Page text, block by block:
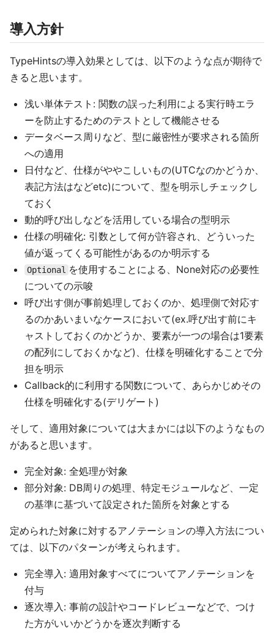
導入方針
TypeHintsの導入効果としては、以下のような点が期待で
きると思います。
浅い単体テスト: 関数の誤った利用による実行時エラ
ーを防止するためのテストとして機能させる
データベース周りなど、型に厳密性が要求される箇所
への適用
日付など、仕様がややこしいもの(UTCなのかどうか、
表記方法はなどetc)について、型を明示しチェックし
ておく
動的呼び出しなどを活用している場合の型明示
仕様の明確化: 引数として何が許容され、どういった
値が返ってくる可能性があるのか明示する
Optional を使用することによる、None対応の必要性
についての示唆
呼び出す側が事前処理しておくのか、処理側で対応す
るのかあいまいなケースにおいて(ex.呼び出す前にキ
ャストしておくのかどうか、要素が一つの場合は1要素
の配列にしておくかなど)、仕様を明確化することで分
担を明示
Callback的に利用する関数について、あらかじめその
仕様を明確化する(デリゲート)
そして、適用対象については大まかには以下のようなもの
があると思います。
完全対象: 全処理が対象
部分対象: DB周りの処理、特定モジュールなど、一定
の基準に基づいて設定された箇所を対象とする
定められた対象に対するアノテーションの導入方法につい
ては、以下のパターンが考えられます。
完全導入: 適用対象すべてについてアノテーションを
付与
逐次導入: 事前の設計やコードレビューなどで、つけ
た方がいいかどうかを逐次判断する